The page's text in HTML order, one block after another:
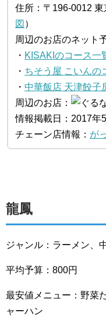
住所：〒196-0012
図 ）
周辺のお店のネット
・ KISAKIのコース一
・ ちそう屋 こいんの
・ 中華飯店 天津餃子
周辺のお店：
情報掲載日：2017年
チェーン店情報： が
龍鳳
ジャンル：ラーメン、
平均予算：800円
最安値メニュー：野菜
ャーハン